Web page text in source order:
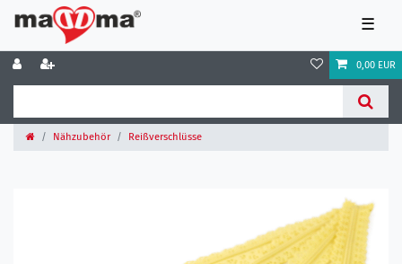
☰
0,00 EUR
Nähzubehör Reißverschlüsse